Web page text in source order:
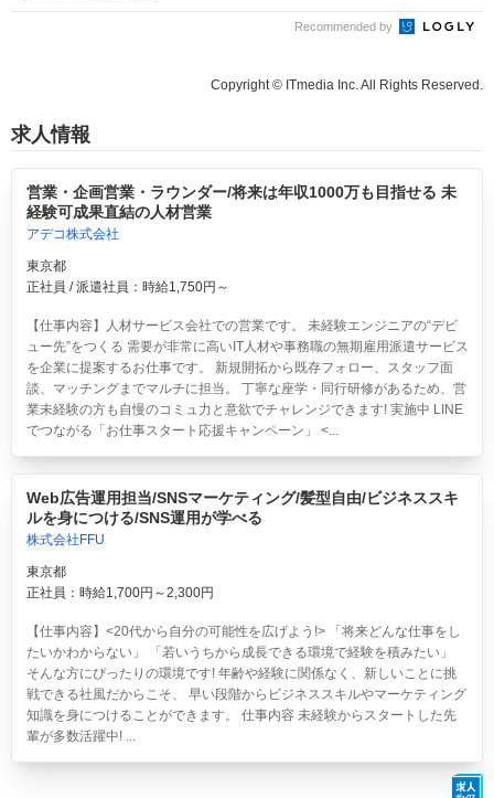
Recommended by
Copyright © ITmedia Inc. All Rights Reserved.
求人情報
営業・企画営業・ラウンダー/将来は年収1000万も目指せる 未
経験可成果直結の人材営業
アデコ株式会社
東京都
正社員 / 派遣社員：時給1,750円～
【仕事内容】人材サービス会社での営業です。 未経験エンジニアの“デビ
ュー先”をつくる 需要が非常に高いIT人材や事務職の無期雇用派遣サービス
を企業に提案するお仕事です。 新規開拓から既存フォロー、スタッフ面
談、マッチングまでマルチに担当。 丁寧な座学・同行研修があるため、営
業未経験の方も自慢のコミュ力と意欲でチャレンジできます! 実施中 LINE
でつながる「お仕事スタート応援キャンペーン」 <...
Web広告運用担当/SNSマーケティング/髪型自由/ビジネススキ
ルを身につける/SNS運用が学べる
株式会社FFU
東京都
正社員：時給1,700円～2,300円
【仕事内容】<20代から自分の可能性を広げよう!> 「将来どんな仕事をし
たいかわからない」 「若いうちから成長できる環境で経験を積みたい」
そんな方にぴったりの環境です! 年齢や経験に関係なく、新しいことに挑
戦できる社風だからこそ、 早い段階からビジネススキルやマーケティング
知識を身につけることができます。 仕事内容 未経験からスタートした先
輩が多数活躍中! ...